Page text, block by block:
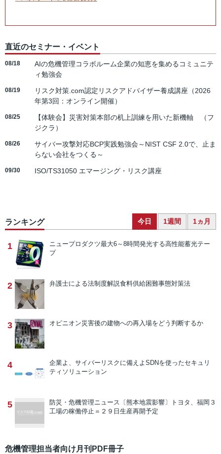
直近のセミナー・イベント
08/18
AIの危機管理コラボルーム企業の知恵を集めるコミュニテ
ィ勉強会
08/19
リスク対策.com認定リスクアドバイザー養成講座（2026
年第3回：オンライン開催）
08/25
【体験会】災害対策本部の机上訓練を用いた新機軸 （フ
ジクラ）
08/26
サイバー攻撃対応BCP実践勉強会～NIST CSF 2.0で、止ま
らない会社をつくる～
09/30 ISO/TS31050 エマージング・リスク講座
ランキング 今日 1週間 1ヵ月
1 ニュープロダクツ最大6～8時間発光する高性能蓄光テー
プ
2 弁護士による法制度解説食料供給困難事態対策法
3 オピニオン災害後の建物への再入場をどう判断するか
4 企業よ、サイバーリスクに備えよ SDNを使ったセキュリ
ティソリューション
5 防災・危機管理ニュース 〔熊本地震影響〕トヨタ、福岡３
工場の稼働停止＝２９日生産再開予定
危機管理担当者向け月刊PDF冊子